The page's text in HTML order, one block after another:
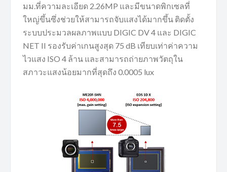
มม.ที่ความละเอียด 2.26MP และมีขนาดพิกเซลที่
ใหญ่ขึ้นซึ่งช่วยให้สามารถจับแสงได้มากขึ้น ติดตั้ง
ระบบประมวลผลภาพแบบ DIGIC DV 4 และ DIGIC
NET II รองรับค่าเกนสูงสุด 75 dB เทียบเท่าค่าความ
ไวแสง ISO 4 ล้าน และสามารถถ่ายภาพวัตถุใน
สภาวะแสงน้อยมากที่สุดถึง 0.0005 lux